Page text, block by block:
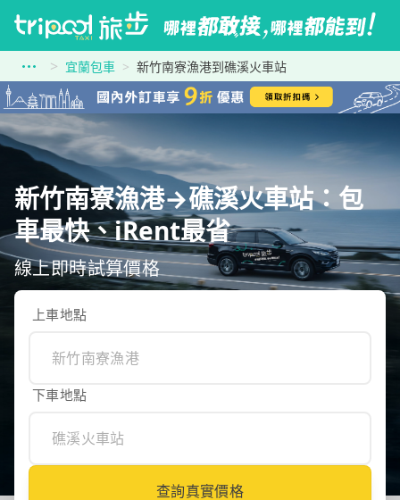
宜蘭包車 新竹南寮漁港到礁溪火車站
新竹南寮漁港→礁溪火車站：包
車最快、iRent最省
線上即時試算價格
上車地點
下車地點
查詢真實價格